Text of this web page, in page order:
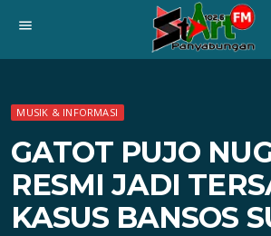
menu
MUSIK & INFORMASI
GATOT PUJO
RESMI JADI
KASUS BANSOS